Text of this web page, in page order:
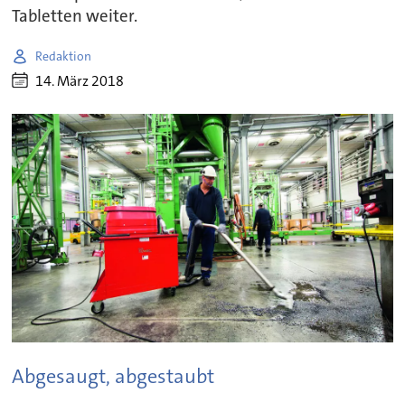
Tabletten weiter.
Redaktion
14. März 2018
Abgesaugt, abgestaubt